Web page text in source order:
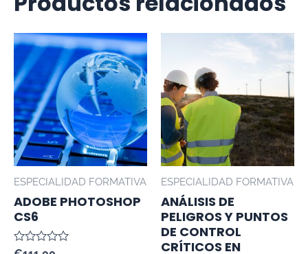
ESPECIALIDAD FORMATIVA
ADOBE PHOTOSHOP
CS6
Valorado
ESPECIALIDAD FORMATIVA
ANÁLISIS DE
PELIGROS Y PUNTOS
DE CONTROL
CRÍTICOS EN